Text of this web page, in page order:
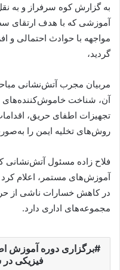
به گزارش کوه سرفراز و به
آموزشی که با هدف ارتقای
مواجهه با حوادث احتمالی و
گردید،
مربیان مجرب آتش‌نشانی
آن، شناخت خاموش‌کننده‌های
تجهیزات اطفای حریق،
روش‌های تخلیه ایمن را
فلاح زاده مسئول آتش‌نشانی
آموزش‌های مستمر، اعلام
در کاهش خسارات ناشی از
مجموعه‌های اداری دارد.
برگزاری دوره آموزش
فیزیکی